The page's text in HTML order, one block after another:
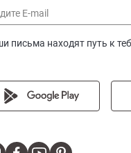
E-mail
письма находят путь к